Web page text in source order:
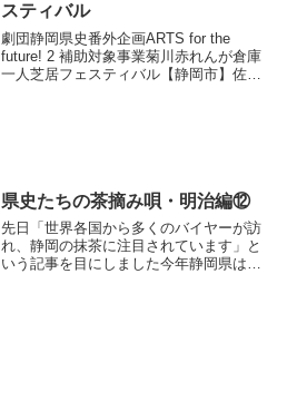
スティバル
劇団静岡県史番外企画ARTS for the
future! 2 補助対象事業菊川赤れんが倉庫
一人芝居フェスティバル【静岡市】佐藤
県史たちの茶摘み唄・明治編⑫
先日「世界各国から多くのバイヤーが訪
れ、静岡の抹茶に注目されています」と
いう記事を目にしました今年静岡県は一